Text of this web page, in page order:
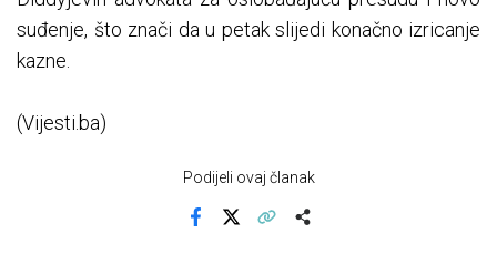
suđenje, što znači da u petak slijedi konačno izricanje
kazne.
(Vijesti.ba)
Podijeli ovaj članak